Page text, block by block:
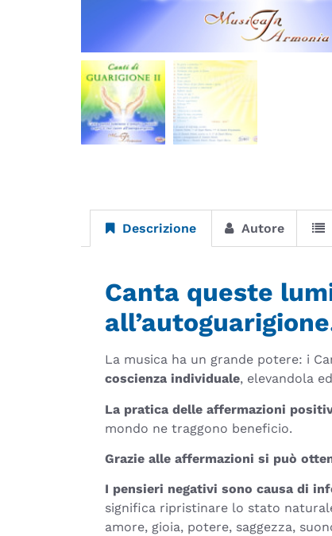
Descrizione Autore
Canta queste
La musica ha un grande potere: i
coscienza individuale, elevandola
La pratica delle affermazioni
mondo ne traggono beneficio.
Grazie alle affermazioni si può
I pensieri negativi sono causa di
significa ripristinare lo stato
amore, gioia, potere, saggezza,